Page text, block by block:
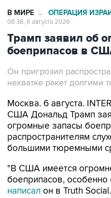
В МИРЕ → ОПЕРАЦИЯ
08:38, 6 августа 2026
Трамп заявил об
боеприпасов в
Он пригрозил
нехватке ракет
Москва. 6 августа.
США Дональд Трамп
огромные запасы
распространителям
большими тюремными
"В США имеется
боеприпасов,
написал он в Truth Social.